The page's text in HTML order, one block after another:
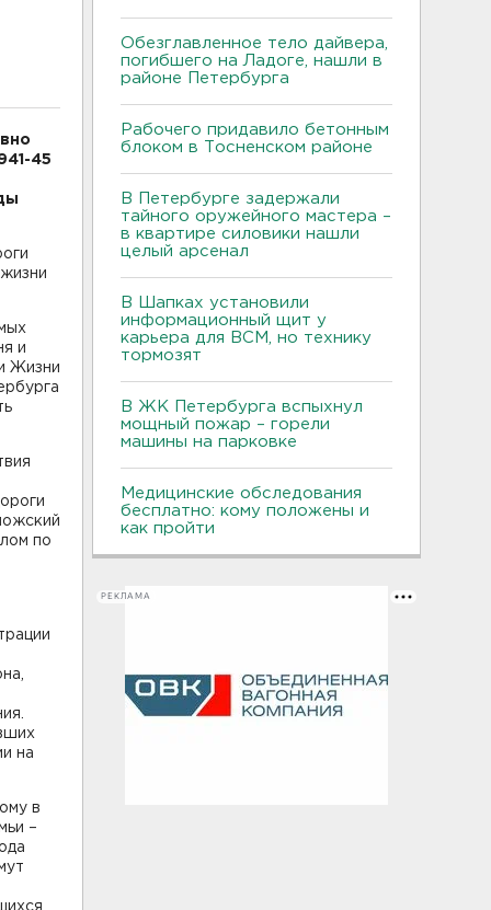
45
и
Жизни
по
на
в
–
Обезглавленное тело дайвера,
погибшего на Ладоге, нашли в
районе Петербурга
Рабочего придавило бетонным
блоком в Тосненском районе
В Петербурге задержали
тайного оружейного мастера –
в квартире силовики нашли
целый арсенал
В Шапках установили
информационный щит у
карьера для ВСМ, но технику
тормозят
В ЖК Петербурга вспыхнул
мощный пожар – горели
машины на парковке
Медицинские обследования
бесплатно: кому положены и
как пройти
РЕКЛАМА